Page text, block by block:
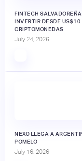
FINTECH
INVERTIR DESDE US$10
CRIPTOMONEDAS
July 24, 2026
NEXO LLEGA A
POMELO
July 16, 2026